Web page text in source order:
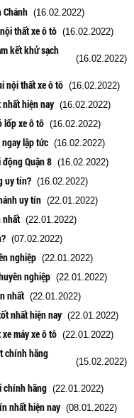
Chánh (16.02.2022)
thất xe ô tô (16.02.2022)
kết khử sạch
(16.02.2022)
nội thất xe ô tô (16.02.2022)
hiện nay (16.02.2022)
lốp xe ô tô (16.02.2022)
lập tức (16.02.2022)
Quận 8 (16.02.2022)
uy tín? (16.02.2022)
uy tín (22.01.2022)
nhất (22.01.2022)
(07.02.2022)
nghiệp (22.01.2022)
nghiệp (22.01.2022)
nhất (22.01.2022)
nhất hiện nay (22.01.2022)
máy xe ô tô (22.01.2022)
chính hãng
(15.02.2022)
chính hãng (22.01.2022)
nhất hiện nay (08.01.2022)